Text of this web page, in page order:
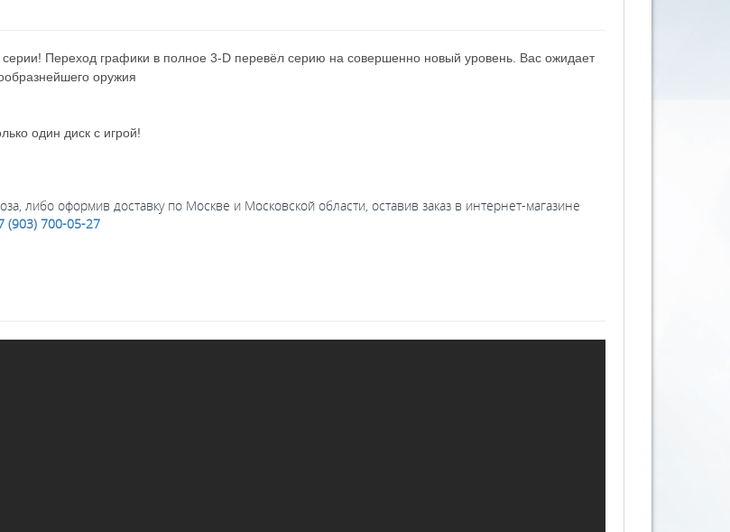
Переход графики в полное 3-D перевёл серию на совершенно новый уровень. Вас ожидает
оружия
один диск с игрой!
либо оформив доставку по Москве и Московской области, оставив заказ в интернет-магазине
(903) 700-05-27